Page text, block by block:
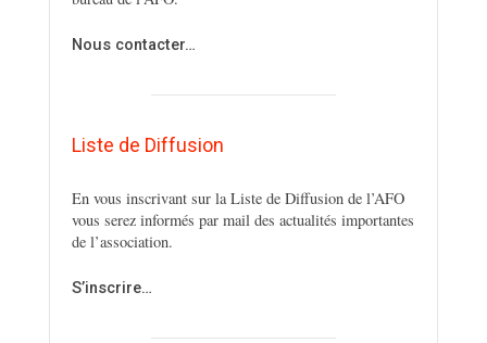
Nous contacter…
Liste de Diffusion
En vous inscrivant sur la Liste de Diffusion de l’AFO
vous serez informés par mail des actualités importantes
de l’association.
S’inscrire…